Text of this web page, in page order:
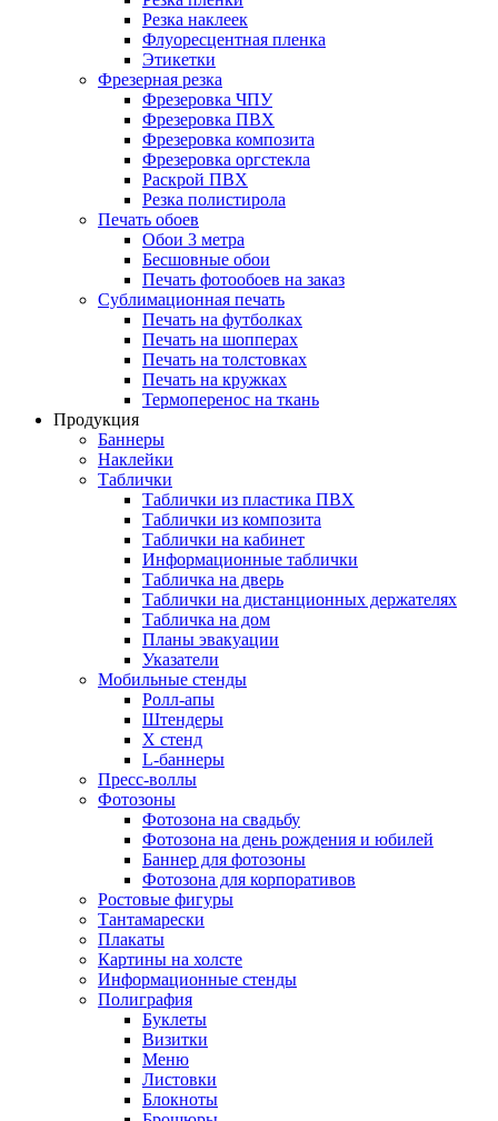
Резка наклеек
Флуоресцентная пленка
Этикетки
Фрезерная резка
Фрезеровка ЧПУ
Фрезеровка ПВХ
Фрезеровка композита
Фрезеровка оргстекла
Раскрой ПВХ
Резка полистирола
Печать обоев
Обои 3 метра
Бесшовные обои
Печать фотообоев на заказ
Сублимационная печать
Печать на футболках
Печать на шопперах
Печать на толстовках
Печать на кружках
Термоперенос на ткань
Продукция
Баннеры
Наклейки
Таблички
Таблички из пластика ПВХ
Таблички из композита
Таблички на кабинет
Информационные таблички
Табличка на дверь
Таблички на дистанционных держателях
Табличка на дом
Планы эвакуации
Указатели
Мобильные стенды
Ролл-апы
Штендеры
Х стенд
L-баннеры
Пресс-воллы
Фотозоны
Фотозона на свадьбу
Фотозона на день рождения и юбилей
Баннер для фотозоны
Фотозона для корпоративов
Ростовые фигуры
Тантамарески
Плакаты
Картины на холсте
Информационные стенды
Полиграфия
Буклеты
Визитки
Меню
Листовки
Блокноты